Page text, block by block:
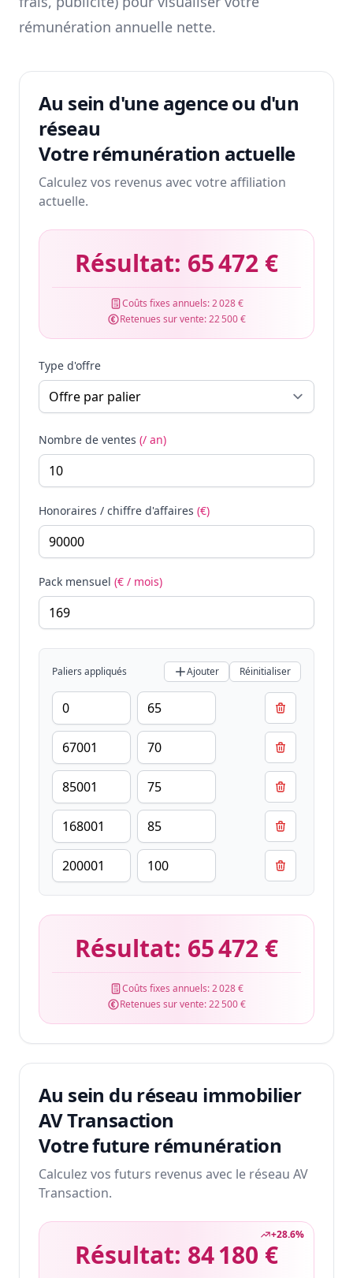
rémunération annuelle nette.
Au sein d'une agence ou d'un
réseau
Votre rémunération actuelle
Calculez vos revenus avec votre affiliation
actuelle.
Résultat: 65 472 €
Coûts fixes annuels:2 028 €
Retenues sur vente:22 500 €
Type d'offre
Nombre de ventes (/ an)
Honoraires / chiffre d'affaires (€)
Pack mensuel (€ / mois)
Paliers appliqués Ajouter Réinitialiser
Résultat: 65 472 €
Coûts fixes annuels:2 028 €
Retenues sur vente:22 500 €
Au sein du réseau immobilier
AV Transaction
Votre future rémunération
Calculez vos futurs revenus avec le réseau AV
Transaction.
+28.6%
Résultat: 84 180 €